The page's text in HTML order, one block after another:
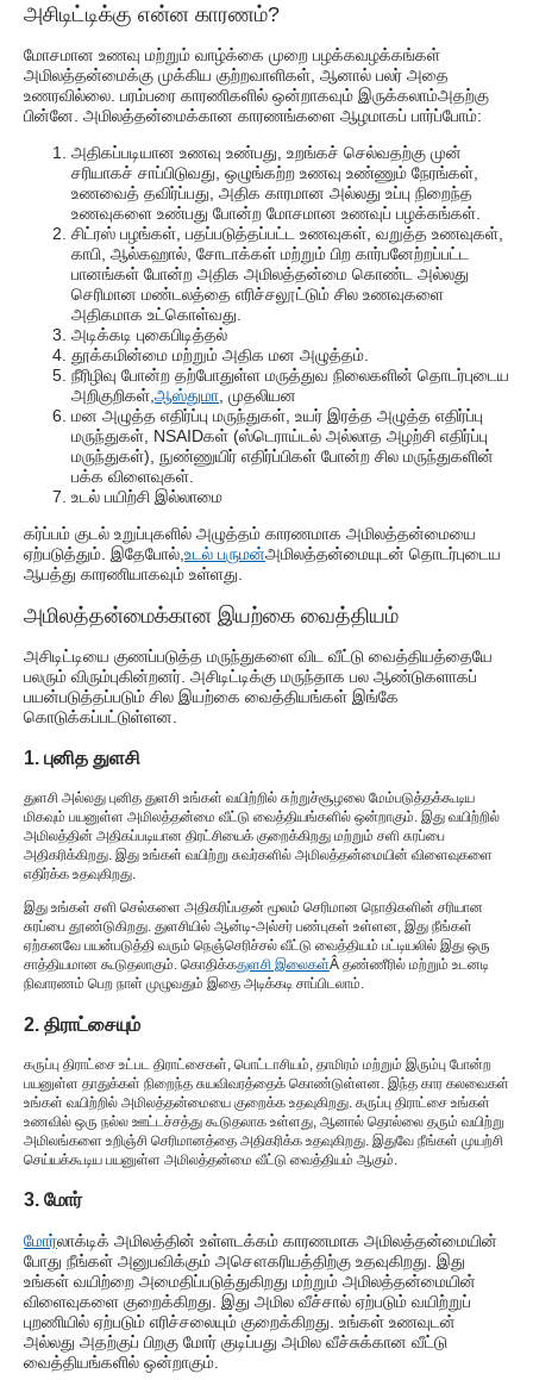
அசிடிட்டிக்கு என்ன காரணம்?
மோசமான உணவு மற்றும் வாழ்க்கை முறை பழக்கவழக்கங்கள்
அமிலத்தன்மைக்கு முக்கிய குற்றவாளிகள், ஆனால் பலர் அதை
உணரவில்லை. பரம்பரை காரணிகளில் ஒன்றாகவும் இருக்கலாம்அதற்கு
பின்னே . அமிலத்தன்மைக்கான காரணங்களை ஆழமாகப் பார்ப்போம்:
அதிகப்படியான உணவு உண்பது, உறங்கச் செல்வதற்கு முன்
சரியாகச் சாப்பிடுவது, ஒழுங்கற்ற உணவு உண்ணும் நேரங்கள்,
உணவைத் தவிர்ப்பது, அதிக காரமான அல்லது உப்பு நிறைந்த
உணவுகளை உண்பது போன்ற மோசமான உணவுப் பழக்கங்கள்.
சிட்ரஸ் பழங்கள், பதப்படுத்தப்பட்ட உணவுகள், வறுத்த உணவுகள்,
காபி, ஆல்கஹால், சோடாக்கள் மற்றும் பிற கார்பனேற்றப்பட்ட
பானங்கள் போன்ற அதிக அமிலத்தன்மை கொண்ட அல்லது
செரிமான மண்டலத்தை எரிச்சலூட்டும் சில உணவுகளை
அதிகமாக உட்கொள்வது.
அடிக்கடி புகைபிடித்தல்
தூக்கமின்மை மற்றும் அதிக மன அழுத்தம்.
நீரிழிவு போன்ற தற்போதுள்ள மருத்துவ நிலைகளின் தொடர்புடைய
அறிகுறிகள், ஆஸ்துமா , முதலியன
மன அழுத்த எதிர்ப்பு மருந்துகள், உயர் இரத்த அழுத்த எதிர்ப்பு
மருந்துகள், NSAIDகள் (ஸ்டெராய்டல் அல்லாத அழற்சி எதிர்ப்பு
மருந்துகள்), நுண்ணுயிர் எதிர்ப்பிகள் போன்ற சில மருந்துகளின்
பக்க விளைவுகள்.
உடல் பயிற்சி இல்லாமை
கர்ப்பம் குடல் உறுப்புகளில் அழுத்தம் காரணமாக அமிலத்தன்மையை
ஏற்படுத்தும். இதேபோல், உடல் பருமன்அமிலத்தன்மையுடன் தொடர்புடைய
ஆபத்து காரணியாகவும் உள்ளது.
அமிலத்தன்மைக்கான இயற்கை வைத்தியம்
அசிடிட்டியை குணப்படுத்த மருந்துகளை விட வீட்டு வைத்தியத்தையே
பலரும் விரும்புகின்றனர். அசிடிட்டிக்கு மருந்தாக பல ஆண்டுகளாகப்
பயன்படுத்தப்படும் சில இயற்கை வைத்தியங்கள் இங்கே
கொடுக்கப்பட்டுள்ளன.
1. புனித துளசி
துளசி அல்லது புனித துளசி உங்கள் வயிற்றில் சுற்றுச்சூழலை மேம்படுத்தக்கூடிய
மிகவும் பயனுள்ள அமிலத்தன்மை வீட்டு வைத்தியங்களில் ஒன்றாகும். இது வயிற்றில்
அமிலத்தின் அதிகப்படியான திரட்சியைக் குறைக்கிறது மற்றும் சளி சுரப்பை
அதிகரிக்கிறது. இது உங்கள் வயிற்று சுவர்களில் அமிலத்தன்மையின் விளைவுகளை
எதிர்க்க உதவுகிறது.
இது உங்கள் சளி செல்களை அதிகரிப்பதன் மூலம் செரிமான நொதிகளின் சரியான
சுரப்பை தூண்டுகிறது. துளசியில் ஆன்டி-அல்சர் பண்புகள் உள்ளன, இது நீங்கள்
ஏற்கனவே பயன்படுத்தி வரும் நெஞ்செரிச்சல் வீட்டு வைத்தியம் பட்டியலில் இது ஒரு
சாத்தியமான கூடுதலாகும். கொதிக்கதுளசி இலைகள்Â தண்ணீரில் மற்றும் உடனடி
நிவாரணம் பெற நாள் முழுவதும் இதை அடிக்கடி சாப்பிடலாம்.
2. திராட்சையும்
கருப்பு திராட்சை உட்பட திராட்சைகள், பொட்டாசியம், தாமிரம் மற்றும் இரும்பு போன்ற
பயனுள்ள தாதுக்கள் நிறைந்த சுயவிவரத்தைக் கொண்டுள்ளன. இந்த கார கலவைகள்
உங்கள் வயிற்றில் அமிலத்தன்மையை குறைக்க உதவுகிறது. கருப்பு திராட்சை உங்கள்
உணவில் ஒரு நல்ல ஊட்டச்சத்து கூடுதலாக உள்ளது, ஆனால் தொல்லை தரும் வயிற்று
அமிலங்களை உறிஞ்சி செரிமானத்தை அதிகரிக்க உதவுகிறது. இதுவே நீங்கள் முயற்சி
செய்யக்கூடிய பயனுள்ள அமிலத்தன்மை வீட்டு வைத்தியம் ஆகும்.
3. மோர்
மோர்லாக்டிக் அமிலத்தின் உள்ளடக்கம் காரணமாக அமிலத்தன்மையின்
போது நீங்கள் அனுபவிக்கும் அசௌகரியத்திற்கு உதவுகிறது. இது
உங்கள் வயிற்றை அமைதிப்படுத்துகிறது மற்றும் அமிலத்தன்மையின்
விளைவுகளை குறைக்கிறது. இது அமில வீச்சால் ஏற்படும் வயிற்றுப்
புறணியில் ஏற்படும் எரிச்சலையும் குறைக்கிறது. உங்கள் உணவுடன்
அல்லது அதற்குப் பிறகு மோர் குடிப்பது அமில வீச்சுக்கான வீட்டு
வைத்தியங்களில் ஒன்றாகும்.